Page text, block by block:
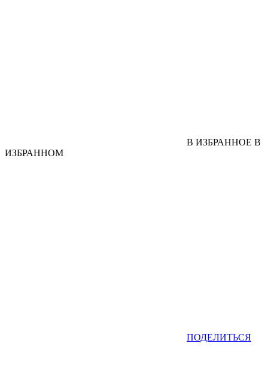
В ИЗБРАННОЕ В
ИЗБРАННОМ
ПОДЕЛИТЬСЯ